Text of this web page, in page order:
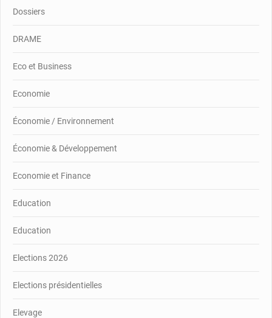
Dossiers
DRAME
Eco et Business
Economie
Économie / Environnement
Économie & Développement
Economie et Finance
Education
Education
Elections 2026
Elections présidentielles
Elevage